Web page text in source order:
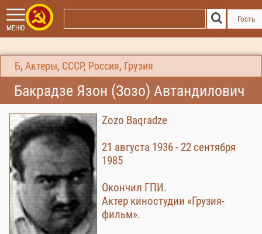
МЕНЮ
Гость
Б, Актеры, СССР, Россия, Грузия
Бакрадзе Язон (Зозо) Автандилович
Zozo Baqradze
21 августа 1936 - 22 сентября
1985
Окончил ГПИ.
Актер киностудии «Грузия-
фильм».